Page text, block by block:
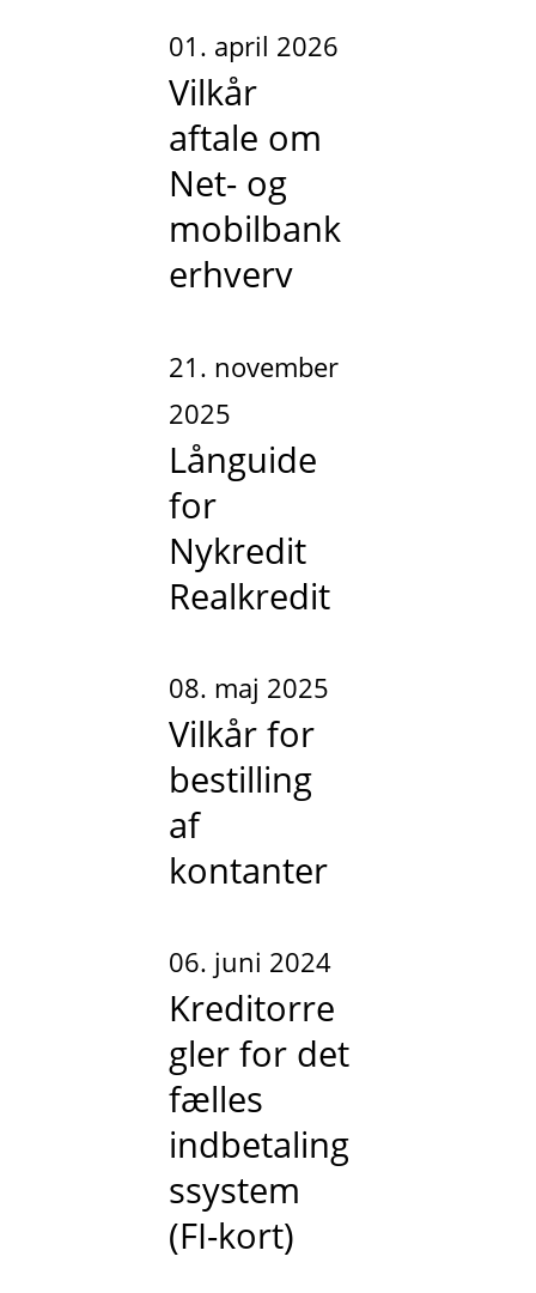
01. april 2026
Vilkår
aftale om
Net- og
mobilbank
erhverv
21. november
2025
Långuide
for
Nykredit
Realkredit
08. maj 2025
Vilkår for
bestilling
af
kontanter
06. juni 2024
Kreditorre
gler for det
fælles
indbetaling
ssystem
(FI-kort)